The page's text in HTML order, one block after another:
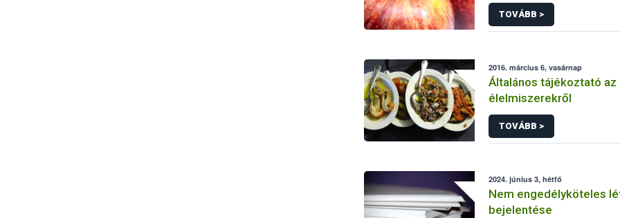
TOVÁBB >
2016. március 6, vasárnap
Általános tájékoztató az
élelmiszerekről
TOVÁBB >
2024. június 3, hétfő
Nem engedélyköteles
bejelentése